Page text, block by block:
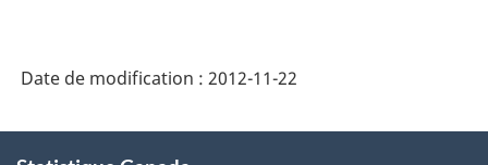
ARCHIVÉ
Date de modification : 2012-11-22